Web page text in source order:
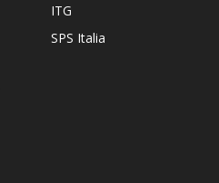
ITG
SPS Italia